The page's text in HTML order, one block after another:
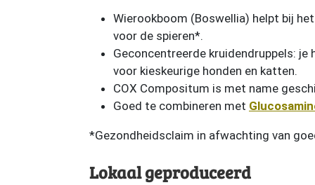
Wierookboom (Boswellia) helpt bij
voor de spieren*.
Geconcentreerde kruidendruppels:
voor kieskeurige honden en katten.
COX Compositum is met name
Goed te combineren met
*Gezondheidsclaim in afwachting van
Lokaal geproduceerd